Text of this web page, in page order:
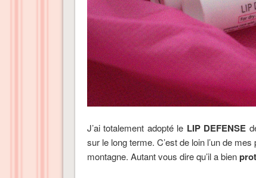
J’ai totalement adopté le LIP DEFENSE
sur le long terme. C’est de loin l’un de
montagne. Autant vous dire qu’il a bien